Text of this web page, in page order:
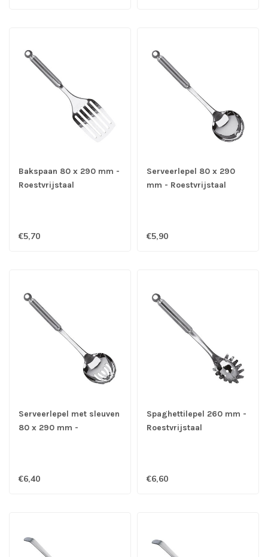
Bakspaan 80 x 290 mm -
Roestvrijstaal
€5,70
Serveerlepel 80 x 290
mm - Roestvrijstaal
€5,90
Serveerlepel met sleuven
80 x 290 mm -
€6,40
Spaghettilepel 260 mm -
Roestvrijstaal
€6,60